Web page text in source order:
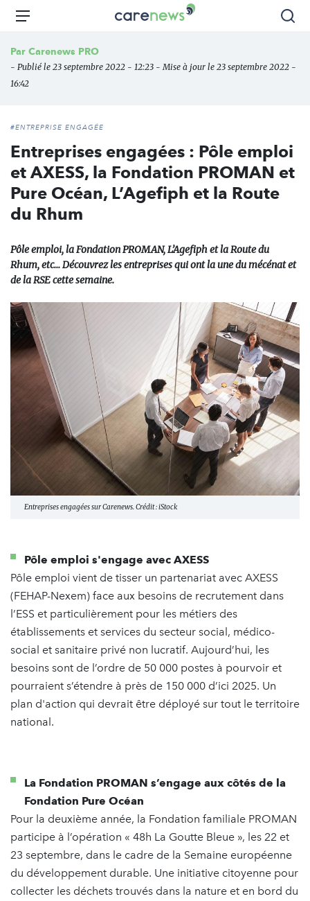
Aller
principal
Carenews,
des
Menu
Par Carenews PRO
- Publié le 23 septembre 2022 - 12:23 - Mise à jour le 23 septembre 2022 -
16:42
#ENTREPRISE ENGAGÉE
Entreprises engagées : Pôle emploi
et AXESS, la Fondation PROMAN et
Pure Océan, L’Agefiph et la Route
du Rhum
Pôle emploi, la Fondation PROMAN, L’Agefiph et la Route du
Rhum, etc... Découvrez les entreprises qui ont la une du mécénat et
de la RSE cette semaine.
Entreprises engagées sur Carenews. Crédit : iStock
Pôle emploi s'engage avec AXESS
Pôle emploi vient de tisser un partenariat avec AXESS
(FEHAP-Nexem) face aux besoins de recrutement dans
l’ESS et particulièrement pour les métiers des
établissements et services du secteur social, médico-
social et sanitaire privé non lucratif. Aujourd’hui, les
besoins sont de l’ordre de 50 000 postes à pourvoir et
pourraient s’étendre à près de 150 000 d’ici 2025. Un
plan d'action qui devrait être déployé sur tout le territoire
national.
La Fondation PROMAN s’engage aux côtés de la
Fondation Pure Océan
Pour la deuxième année, la Fondation familiale PROMAN
participe à l’opération « 48h La Goutte Bleue », les 22 et
23 septembre, dans le cadre de la Semaine européenne
du développement durable. Une initiative citoyenne pour
collecter les déchets trouvés dans la nature et en bord du